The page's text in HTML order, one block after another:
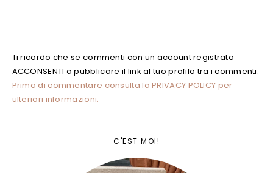
Ti ricordo che se commenti con un account registrato
ACCONSENTI a pubblicare il link al tuo profilo tra i commenti.
Prima di commentare consulta la PRIVACY POLICY per
ulteriori informazioni.
C'EST MOI!